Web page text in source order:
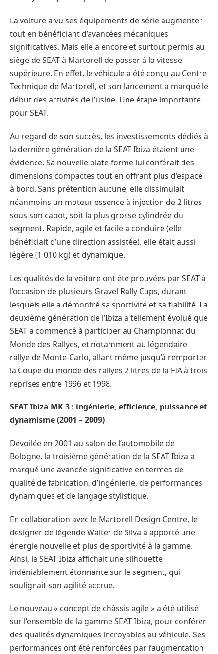
La voiture a vu ses équipements de série augmenter
tout en bénéficiant d’avancées mécaniques
significatives. Mais elle a encore et surtout permis au
siège de SEAT à Martorell de passer à la vitesse
supérieure. En effet, le véhicule a été conçu au Centre
Technique de Martorell, et son lancement a marqué le
début des activités de l’usine. Une étape importante
pour SEAT.
Au regard de son succès, les investissements dédiés à
la dernière génération de la SEAT Ibiza étaient une
évidence. Sa nouvelle plate-forme lui conférait des
dimensions compactes tout en offrant plus d’espace
à bord. Sans prétention aucune, elle dissimulait
néanmoins un moteur essence à injection de 2 litres
sous son capot, soit la plus grosse cylindrée du
segment. Rapide, agile et facile à conduire (elle
bénéficiait d’une direction assistée), elle était aussi
légère (1 010 kg) et dynamique.
Les qualités de la voiture ont été prouvées par SEAT à
l’occasion de plusieurs Gravel Rally Cups, durant
lesquels elle a démontré sa sportivité et sa fiabilité. La
deuxième génération de l’Ibiza a tellement évolué que
SEAT a commencé à participer au Championnat du
Monde des Rallyes, et notamment au légendaire
rallye de Monte-Carlo, allant même jusqu’à remporter
la Coupe du monde des rallyes 2 litres de la FIA à trois
reprises entre 1996 et 1998.
SEAT Ibiza MK 3 : ingénierie, efficience, puissance et
dynamisme (2001 – 2009)
Dévoilée en 2001 au salon de l’automobile de
Bologne, la troisième génération de la SEAT Ibiza a
marqué une avancée significative en termes de
qualité de fabrication, d’ingénierie, de performances
dynamiques et de langage stylistique.
En collaboration avec le Martorell Design Centre, le
designer de légende Walter de Silva a apporté une
énergie nouvelle et plus de sportivité à la gamme.
Ainsi, la SEAT Ibiza affichait une silhouette
indéniablement étonnante sur le segment, qui
soulignait son agilité accrue.
Le nouveau « concept de châssis agile » a été utilisé
sur l’ensemble de la gamme SEAT Ibiza, pour conférer
des qualités dynamiques incroyables au véhicule. Ses
performances ont été renforcées par l’augmentation